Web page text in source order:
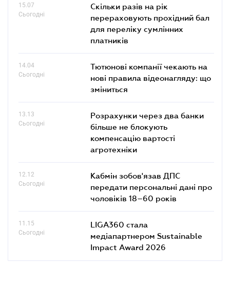
15.07
Сьогодні
Скільки разів на рік
перераховують прохідний бал
для переліку сумлінних
платників
14.04
Сьогодні
Тютюнові компанії чекають на
нові правила відеонагляду: що
зміниться
13.13
Сьогодні
Розрахунки через два банки
більше не блокують
компенсацію вартості
агротехніки
12.12
Сьогодні
Кабмін зобов'язав ДПС
передати персональні дані про
чоловіків 18–60 років
11.15
Сьогодні
LIGA360 стала
медіапартнером Sustainable
Impact Award 2026